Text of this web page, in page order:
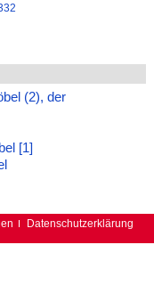
(2), der
[1]
Datenschutzerklärung